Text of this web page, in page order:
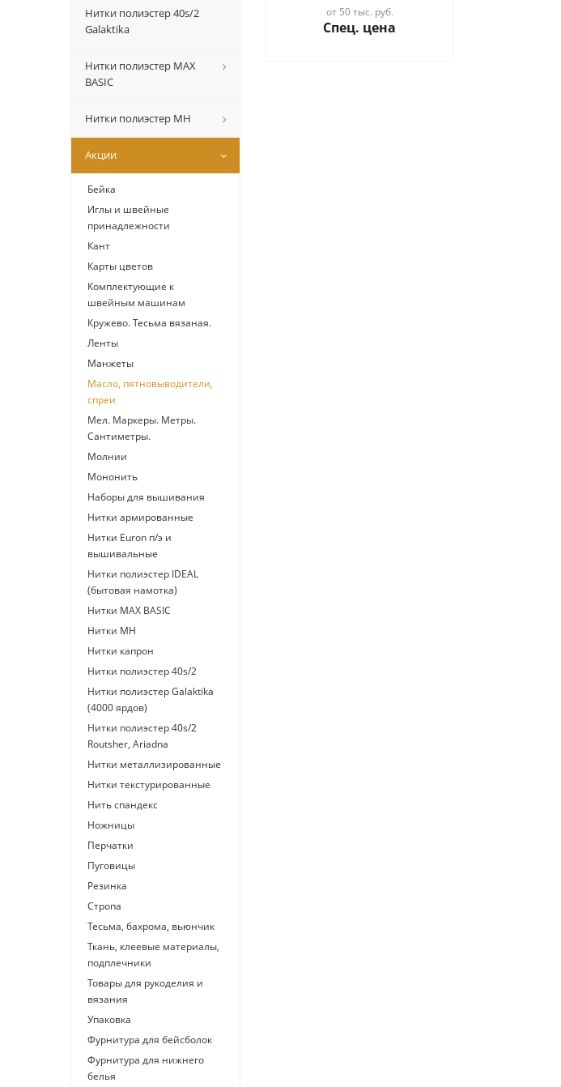
от 50 тыс. руб.
Спец. цена
Нитки полиэстер 40s/2
Galaktika
Нитки полиэстер MAX
BASIC
Нитки полиэстер MH
Акции
Бейка
Иглы и швейные
принадлежности
Кант
Карты цветов
Комплектующие к
швейным машинам
Кружево. Тесьма вязаная.
Ленты
Манжеты
Масло, пятновыводители,
спреи
Мел. Маркеры. Метры.
Сантиметры.
Молнии
Мононить
Наборы для вышивания
Нитки армированные
Нитки Euron п/э и
вышивальные
Нитки полиэстер IDEAL
(бытовая намотка)
Нитки МАХ BASIC
Нитки МН
Нитки капрон
Нитки полиэстер 40s/2
Нитки полиэстер Galaktika
(4000 ярдов)
Нитки полиэстер 40s/2
Routsher, Ariadna
Нитки металлизированные
Нитки текстурированные
Нить спандекс
Ножницы
Перчатки
Пуговицы
Резинка
Стропа
Тесьма, бахрома, вьюнчик
Ткань, клеевые материалы,
подплечники
Товары для рукоделия и
вязания
Упаковка
Фурнитура для бейсболок
Фурнитура для нижнего
белья